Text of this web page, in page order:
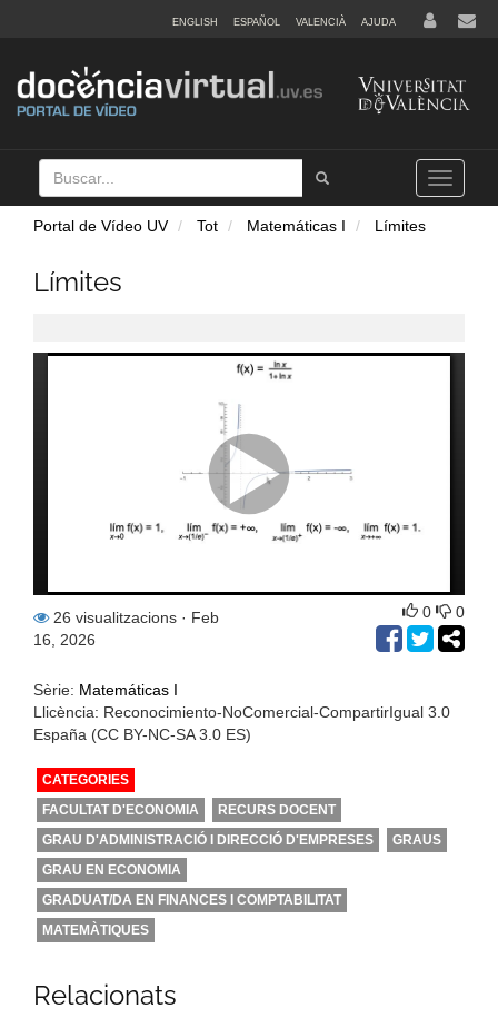
ENGLISH ESPAÑOL VALENCIÀ AJUDA
Buscar
Tramet
Toggle
navigation
Portal de Vídeo UV Tot Matemáticas I Límites
Límites
26 visualitzacions · Feb
16, 2026
0 0
Sèrie: Matemáticas I
Llicència: Reconocimiento-NoComercial-CompartirIgual 3.0
España (CC BY-NC-SA 3.0 ES)
CATEGORIES
FACULTAT D'ECONOMIA
RECURS DOCENT
GRAU D'ADMINISTRACIÓ I DIRECCIÓ D'EMPRESES
GRAUS
GRAU EN ECONOMIA
GRADUAT/DA EN FINANCES I COMPTABILITAT
MATEMÀTIQUES
Relacionats